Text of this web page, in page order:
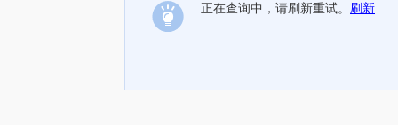
正在查询中，请刷新重试。 刷新